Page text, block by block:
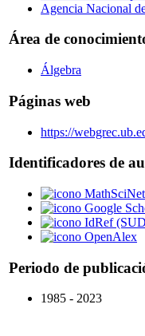
Agencia Nacional
Área de
Álgebra
Páginas web
https://
Identificadores de
MathSciNet
Google
IdRef
OpenAlex
Periodo de
1985 - 2023